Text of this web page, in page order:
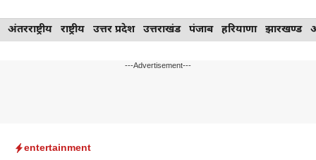
Skip
to
अंतरराष्ट्रीय राष्ट्रीय उत्तर प्रदेश उत्तराखंड पंजाब हरियाणा झारखण्ड
---Advertisement---
entertainment